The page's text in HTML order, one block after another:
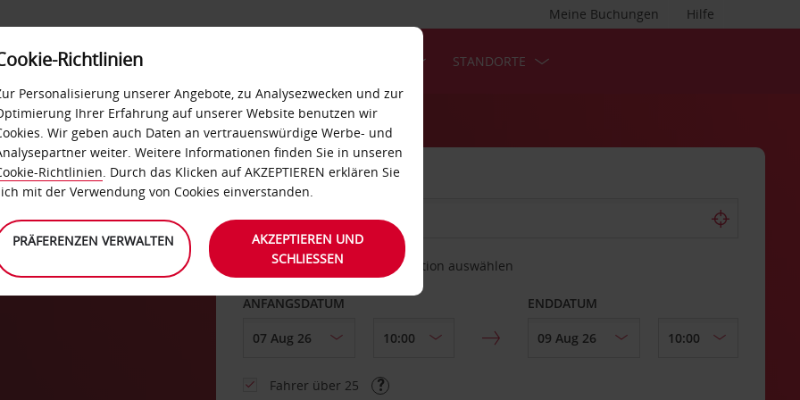
Hilfe
Meine Buchungen
LOYALTY SELF-SERVICES STANDORTE
ABHOLEN VON
Eine andere Rückgabestation auswählen
ANFANGSDATUM ENDDATUM
Fahrer über 25
Richtlinien
Personalisierung unserer Angebote, zu Analysezwecken und zur
Ihrer Erfahrung auf unserer Website benutzen wir
Wir geben auch Daten an vertrauenswürdige Werbe- und
weiter. Weitere Informationen finden Sie in unseren
Richtlinien. Durch das Klicken auf AKZEPTIEREN erklären Sie
mit der Verwendung von Cookies einverstanden.
PRÄFERENZEN VERWALTEN
AKZEPTIEREN UND
SCHLIESSEN